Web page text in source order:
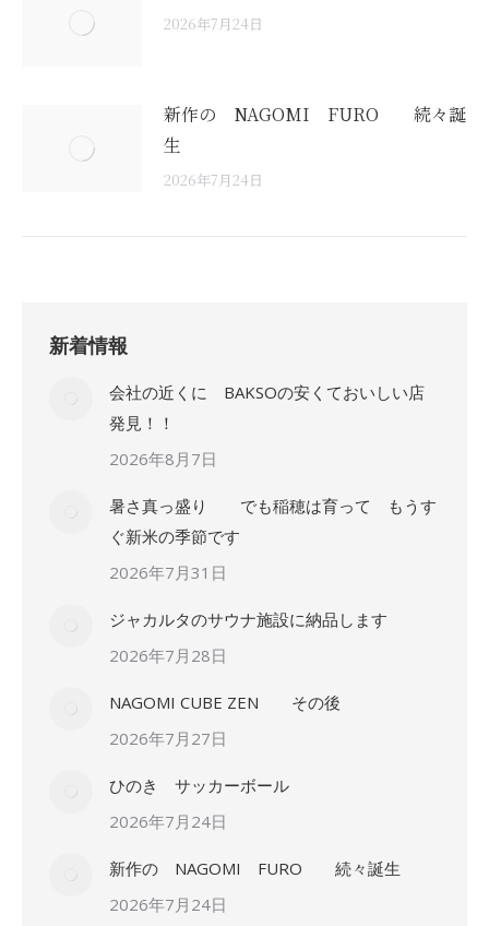
2026年7月24日
新作の NAGOMI FURO 続々誕
生
2026年7月24日
新着情報
会社の近くに BAKSOの安くておいしい店
発見！！
2026年8月7日
暑さ真っ盛り でも稲穂は育って もうす
ぐ新米の季節です
2026年7月31日
ジャカルタのサウナ施設に納品します
2026年7月28日
NAGOMI CUBE ZEN その後
2026年7月27日
ひのき サッカーボール
2026年7月24日
新作の NAGOMI FURO 続々誕生
2026年7月24日